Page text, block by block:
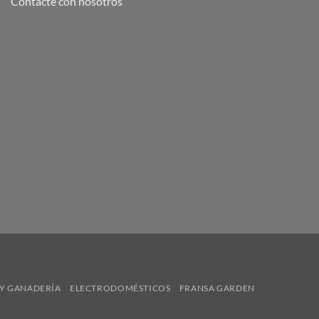
GANADERÍA ELECTRODOMÉSTICOS
FRANSA GARDEN